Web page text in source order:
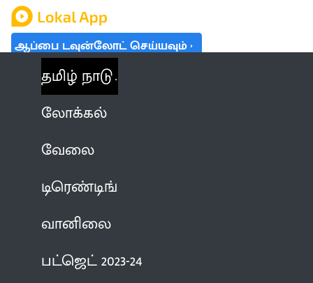
ஆப்பை டவுன்லோட் செய்யவும்
தமிழ் நாடு
லோக்கல்
வேலை
டிரெண்டிங்
வானிலை
பட்ஜெட் 2023-24